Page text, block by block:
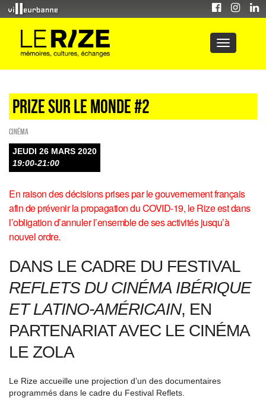
Prize sur le monde #2
Cinéma
JEUDI 26 MARS 2020
19:00-21:00
En raison des décisions prises par le gouvernement français
afin de prévenir la propagation du COVID-19, le Rize est dans
l’obligation d’annuler l’ensemble de ses activités jusqu’à
nouvel ordre.
DANS LE CADRE DU FESTIVAL
REFLETS DU CINÉMA IBÉRIQUE
ET LATINO-AMÉRICAIN, EN
PARTENARIAT AVEC LE CINÉMA
LE ZOLA
Le Rize accueille une projection d’un des documentaires
programmés dans le cadre du Festival Reflets.